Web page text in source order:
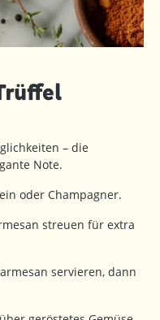
– die
Note.
oder Champagner.
streuen für extra
servieren, dann